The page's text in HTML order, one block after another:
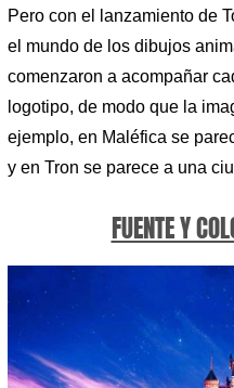
Pero con el lanzamiento de
el mundo de los dibujos
comenzaron a acompañar
logotipo, de modo que la
ejemplo, en Maléfica se
y en Tron se parece a una
FUENTE Y